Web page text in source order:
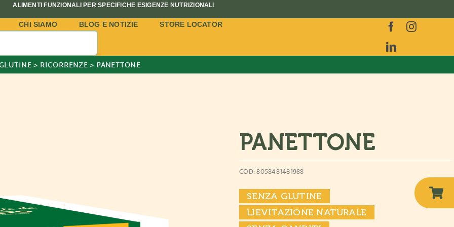
ALIMENTI FUNZIONALI PER SPECIFICHE ESIGENZE NUTRIZIONALI
CHI SIAMO BLOG E NOTIZIE
STORE LOCATOR
> RICORRENZE> PANETTONE
PANETTONE
COD: 8058481481988
SENZA GLUTINE
LIEVITAZIONE NATURALE